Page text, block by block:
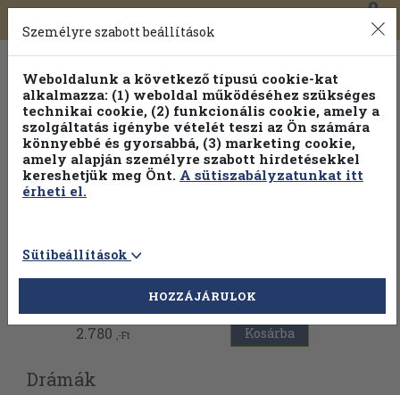
Toggle
navigation
0
Válogasson több mint 1.000.000 kiadványunk közül
100% kedvezménnyel!
Vissza az előző oldalra
2.780 ,-Ft Kosárba
Drámák
Személyre szabott beállítások
Weboldalunk a következő típusú cookie-kat
alkalmazza: (1) weboldal működéséhez szükséges
technikai cookie, (2) funkcionális cookie, amely a
szolgáltatás igénybe vételét teszi az Ön számára
könnyebbé és gyorsabbá, (3) marketing cookie,
amely alapján személyre szabott hirdetésekkel
kereshetjük meg Önt. A sütiszabályzatunkat itt
érheti el.
Sütibeállítások
HOZZÁJÁRULOK